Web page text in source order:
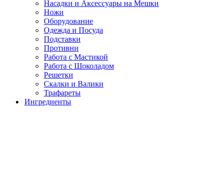
Насадки и Аксессуары на Мешки
Ножи
Оборудование
Одежда и Посуда
Подставки
Противни
Работа с Мастикой
Работа с Шоколадом
Решетки
Скалки и Валики
Трафареты
Ингредиенты